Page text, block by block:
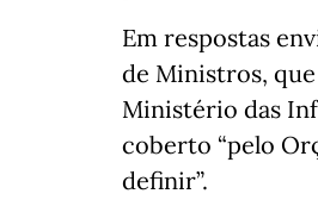
Em respostas
de Ministros, que
Ministério das
coberto “pelo
definir”.